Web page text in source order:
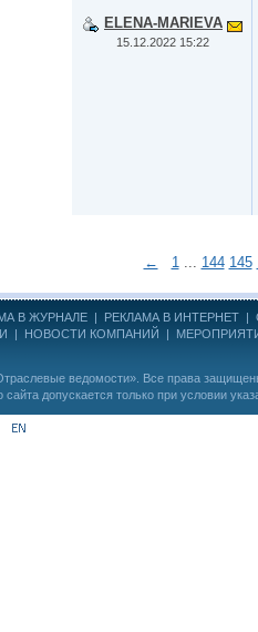
ELENA-MARIEVA
15.12.2022 15:22
← 1... 144 145
В ЖУРНАЛЕ | РЕКЛАМА В ИНТЕРНЕТ |
| НОВОСТИ КОМПАНИЙ |
ведомости» . Все права
допускается только при условии